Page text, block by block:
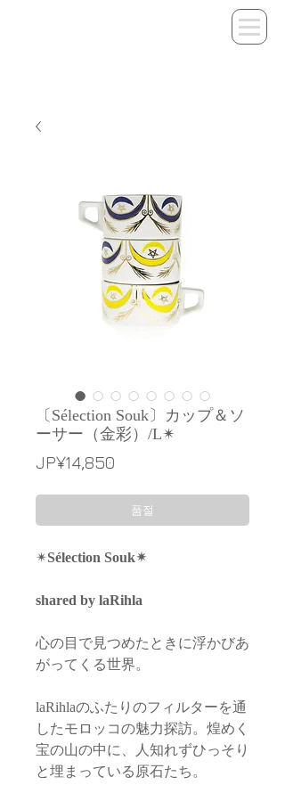
〔Sélection Souk〕カップ＆ソ
ーサー（金彩）/L✴︎
JP¥14,850
품절
✴︎Sélection Souk✴︎
shared by laRihla
心の目で見つめたときに浮かびあ
がってくる世界。
laRihlaのふたりのフィルターを通
したモロッコの魅力探訪。煌めく
宝の山の中に、人知れずひっそり
と埋まっている原石たち。